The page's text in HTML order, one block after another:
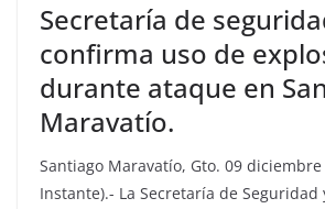
Secretaría de
confirma uso de
durante ataque en
Maravatío.
Santiago Maravatío, Gto. 09 diciembre
Instante).- La Secretaría de Seguridad